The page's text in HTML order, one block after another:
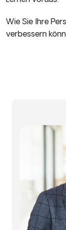
Wie Sie Ihre
verbessern